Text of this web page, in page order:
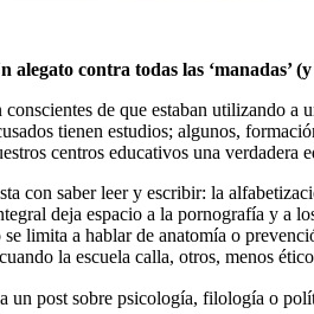
alegato contra todas las ‘manadas’
de que estaban utilizando
tienen estudios; algunos,
centros educativos una verdadera
con saber leer y escribir: la
deja espacio a la pornografía y
limita a hablar de anatomía o
la escuela calla, otros, menos
un post sobre psicología, filología o